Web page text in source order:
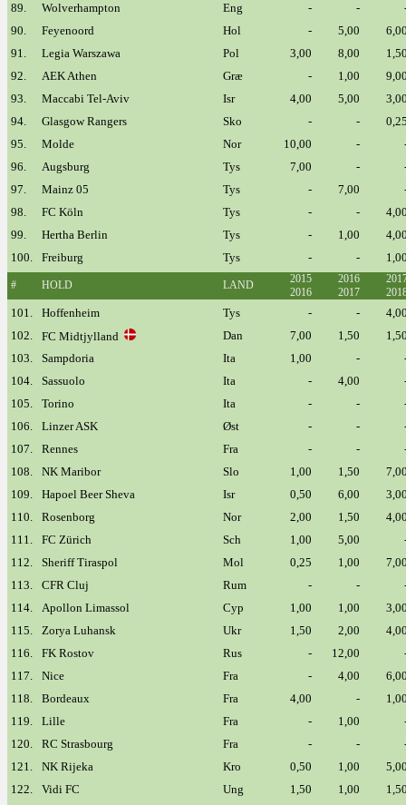
89.
Wolverhampton Eng - -
90.
Feyenoord Hol - 5,00
91.
Legia Warszawa Pol 3,00 8,00
92.
AEK Athen Græ - 1,00
93.
Maccabi Tel-Aviv Isr 4,00 5,00
94.
Glasgow Rangers Sko - -
95.
Molde Nor 10,00 -
96.
Augsburg Tys 7,00 -
97.
Mainz 05 Tys - 7,00
98.
FC Köln Tys - -
99.
Hertha Berlin Tys - 1,00
100.
Freiburg Tys - -
# HOLD LAND
2015
2016
2016
2017
101. Hoffenheim Tys - -
102.
FC Midtjylland Dan 7,00 1,50
103.
Sampdoria Ita 1,00 -
104.
Sassuolo Ita - 4,00
105.
Torino Ita - -
106.
Linzer ASK Øst - -
107.
Rennes Fra - -
108.
NK Maribor Slo 1,00 1,50
109.
Hapoel Beer Sheva Isr 0,50 6,00
110.
Rosenborg Nor 2,00 1,50
111.
FC Zürich Sch 1,00 5,00
112.
Sheriff Tiraspol Mol 0,25 1,00
113.
CFR Cluj Rum - -
114.
Apollon Limassol Cyp 1,00 1,00
115.
Zorya Luhansk Ukr 1,50 2,00
116.
FK Rostov Rus - 12,00
117.
Nice Fra - 4,00
118.
Bordeaux Fra 4,00 -
119.
Lille Fra - 1,00
120.
RC Strasbourg Fra - -
121.
NK Rijeka Kro 0,50 1,00
122.
Vidi FC Ung 1,50 1,00